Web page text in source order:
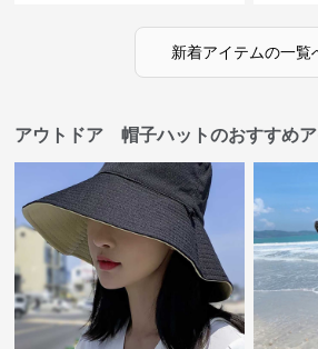
新着アイテムの一覧
アウトドア 帽子ハットのおすすめ